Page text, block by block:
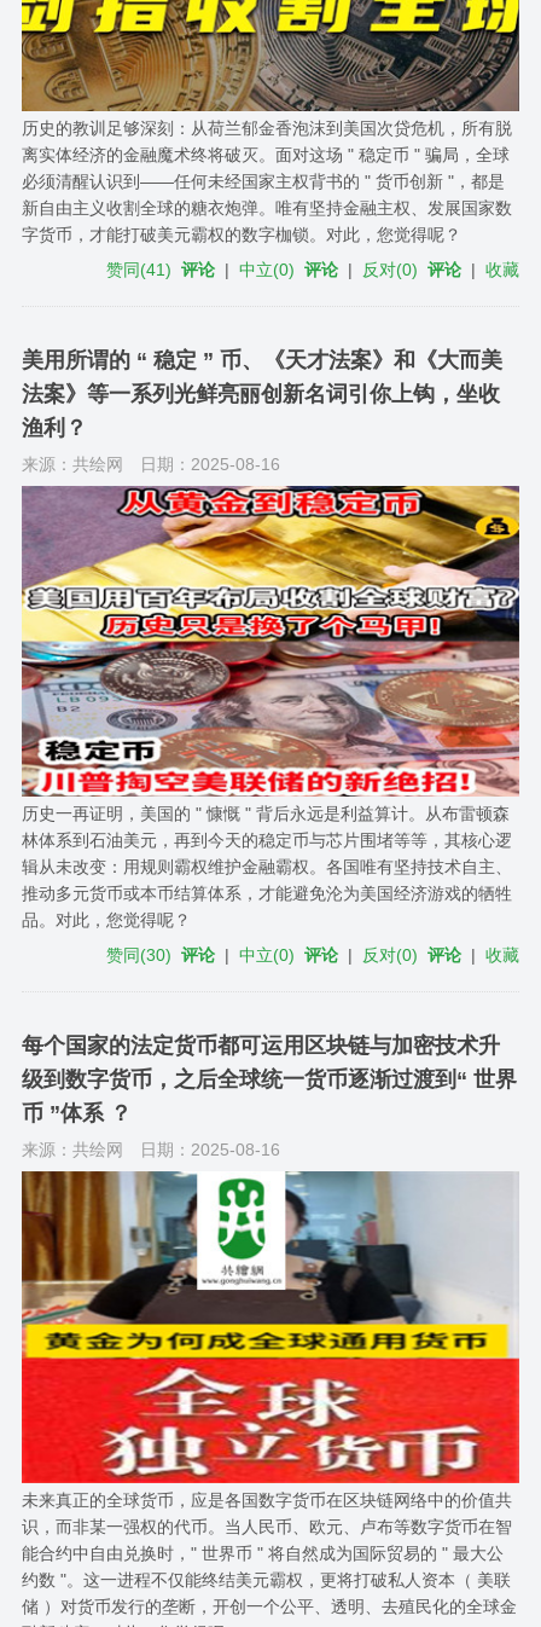
历史的教训足够深刻：从荷兰郁金香泡沫到美国次贷危机，所有脱
离实体经济的金融魔术终将破灭。面对这场 " 稳定币 " 骗局，全球
必须清醒认识到——任何未经国家主权背书的 " 货币创新 "，都是
新自由主义收割全球的糖衣炮弹。唯有坚持金融主权、发展国家数
字货币，才能打破美元霸权的数字枷锁。对此，您觉得呢？
赞同(41) 评论 |中立(0) 评论 | 反对(0) 评论 |收藏
美用所谓的 “ 稳定 ” 币、《天才法案》和《大而美
法案》等一系列光鲜亮丽创新名词引你上钩，坐收
渔利？
来源：共绘网 日期：2025-08-16
历史一再证明，美国的 " 慷慨 " 背后永远是利益算计。从布雷顿森
林体系到石油美元，再到今天的稳定币与芯片围堵等等，其核心逻
辑从未改变：用规则霸权维护金融霸权。各国唯有坚持技术自主、
推动多元货币或本币结算体系，才能避免沦为美国经济游戏的牺牲
品。对此，您觉得呢？
赞同(30) 评论 |中立(0) 评论 | 反对(0) 评论 |收藏
每个国家的法定货币都可运用区块链与加密技术升
级到数字货币，之后全球统一货币逐渐过渡到“ 世界
币 ”体系 ？
来源：共绘网 日期：2025-08-16
未来真正的全球货币，应是各国数字货币在区块链网络中的价值共
识，而非某一强权的代币。当人民币、欧元、卢布等数字货币在智
能合约中自由兑换时，" 世界币 " 将自然成为国际贸易的 " 最大公
约数 "。这一进程不仅能终结美元霸权，更将打破私人资本（ 美联
储 ）对货币发行的垄断，开创一个公平、透明、去殖民化的全球金